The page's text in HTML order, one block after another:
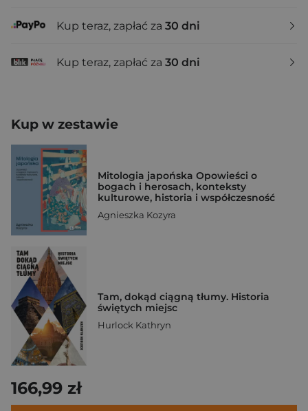
Kup teraz, zapłać za 30 dni
Kup teraz, zapłać za 30 dni
Kup w zestawie
Mitologia japońska Opowieści o
bogach i herosach, konteksty
kulturowe, historia i współczesność
Agnieszka Kozyra
Tam, dokąd ciągną tłumy. Historia
świętych miejsc
Hurlock Kathryn
166,99 zł